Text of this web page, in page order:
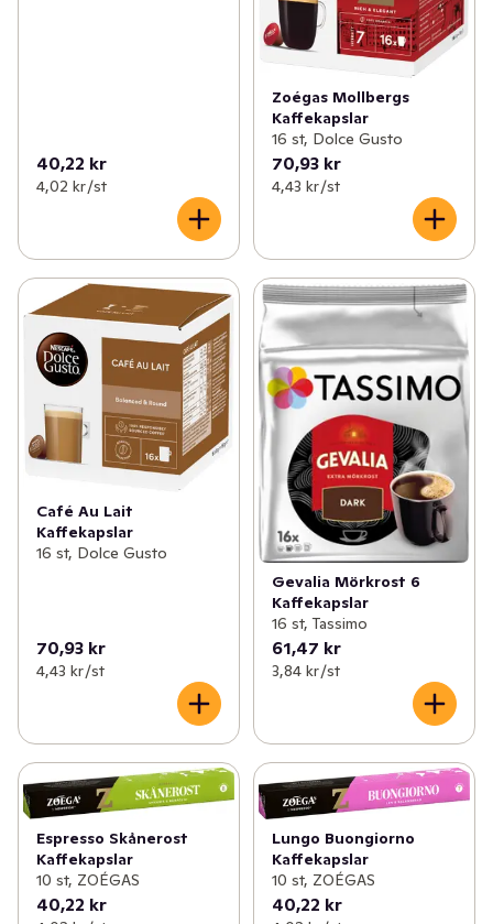
40,22 kr
4,02 kr /st
Zoégas Mollbergs
Kaffekapslar
16 st, Dolce Gusto
70,93 kr
4,43 kr /st
Café Au Lait
Kaffekapslar
16 st, Dolce Gusto
70,93 kr
4,43 kr /st
Gevalia Mörkrost 6
Kaffekapslar
16 st, Tassimo
61,47 kr
3,84 kr /st
Espresso Skånerost
Kaffekapslar
10 st, ZOÉGAS
40,22 kr
Lungo Buongiorno
Kaffekapslar
10 st, ZOÉGAS
40,22 kr